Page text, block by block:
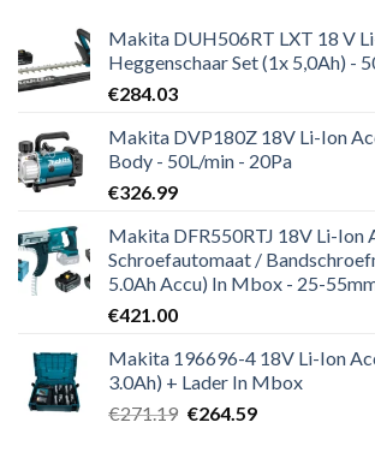
Makita DUH506RT LXT 18 V
Heggenschaar Set (1x 5,0Ah) -
€284.03
Makita DVP180Z 18V Li-Ion
Body - 50L/min - 20Pa
€326.99
Makita DFR550RTJ 18V Li-Ion
Schroefautomaat /
5.0Ah Accu) In Mbox - 25-
€421.00
Makita 196696-4 18V Li-Ion
3.0Ah) + Lader In Mbox
€271.19 Oorspronkelijke
€264.59Huidige